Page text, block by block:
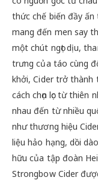
thức chế biến đầy
mang đến men say
một chút ngọt dịu,
trưng của táo cùng
khởi, Cider trở
cách chọn lọc từ thiên
nhau đến từ nhiều
như thương hiệu
liệu hảo hạng, dồi
hữu của tập đoàn
Strongbow Cider